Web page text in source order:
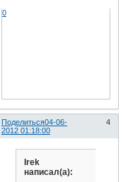
0
Поделиться 4
04-06-
2012 01:18:00
Irek
написал(а):